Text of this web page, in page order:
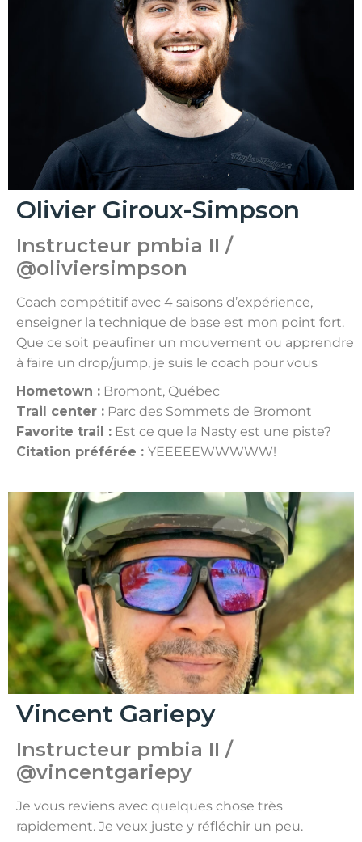
Olivier Giroux-Simpson
Instructeur pmbia II /
@oliviersimpson
Coach compétitif avec 4 saisons d’expérience,
enseigner la technique de base est mon point fort.
Que ce soit peaufiner un mouvement ou apprendre
à faire un drop/jump, je suis le coach pour vous
Hometown : Bromont, Québec
Trail center : Parc des Sommets de Bromont
Favorite trail : Est ce que la Nasty est une piste?
Citation préférée : YEEEEEWWWWW!
Vincent Gariepy
Instructeur pmbia II /
@vincentgariepy
Je vous reviens avec quelques chose très
rapidement. Je veux juste y réfléchir un peu.